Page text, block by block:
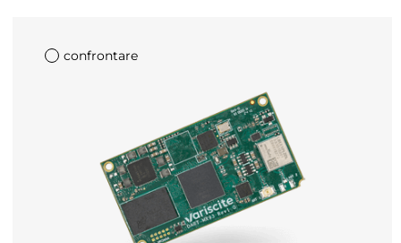
confrontare